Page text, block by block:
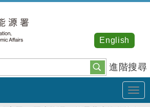
進階搜尋
English